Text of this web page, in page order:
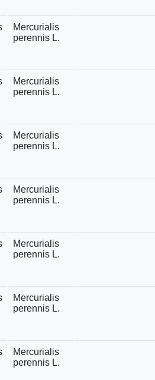
Mercurialis
perennis L.
Mercurialis
perennis L.
Mercurialis
perennis L.
Mercurialis
perennis L.
Mercurialis
perennis L.
Mercurialis
perennis L.
Mercurialis
perennis L.